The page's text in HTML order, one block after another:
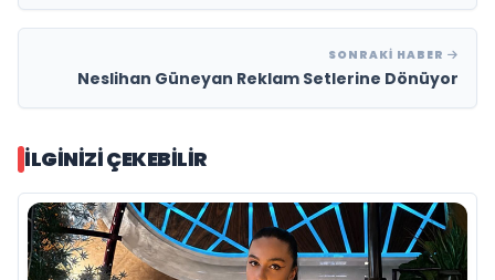
SONRAKI HABER
Neslihan Güneyan Reklam Setlerine Dönüyor
İLGINIZI ÇEKEBILIR